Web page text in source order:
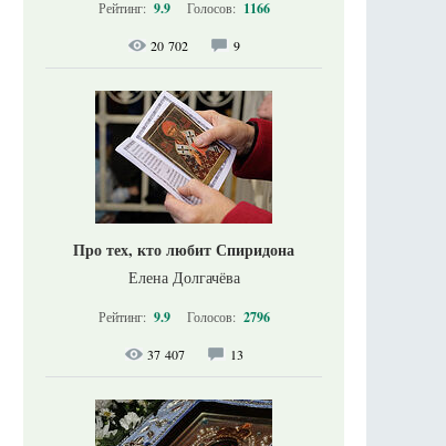
Рейтинг: 9.9 Голосов: 1166
20 702 9
Про тех, кто любит Спиридона
Елена Долгачёва
Рейтинг: 9.9 Голосов: 2796
37 407 13